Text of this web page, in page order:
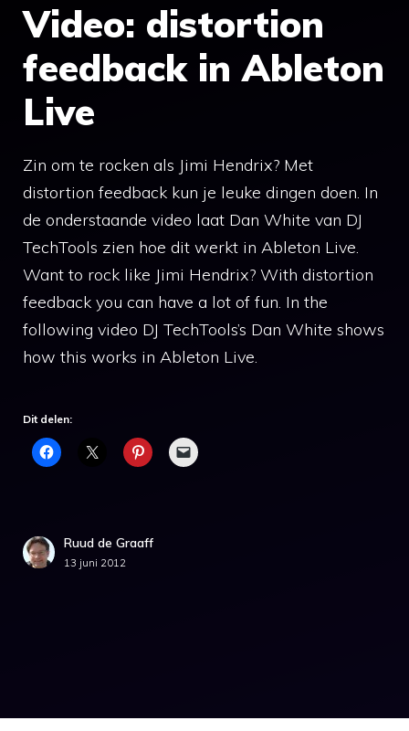
Video: distortion
feedback in Ableton
Live
Zin om te rocken als Jimi Hendrix? Met
distortion feedback kun je leuke dingen doen. In
de onderstaande video laat Dan White van DJ
TechTools zien hoe dit werkt in Ableton Live.
Want to rock like Jimi Hendrix? With distortion
feedback you can have a lot of fun. In the
following video DJ TechTools’s Dan White shows
how this works in Ableton Live.
Dit delen:
Ruud de Graaff
13 juni 2012